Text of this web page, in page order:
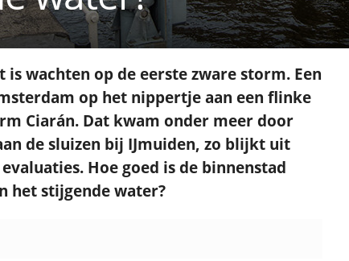
is wachten op de eerste zware storm. Een
op het nippertje aan een flinke
Ciarán. Dat kwam onder meer door
de sluizen bij IJmuiden, zo blijkt uit
Hoe goed is de binnenstad
het stijgende water?